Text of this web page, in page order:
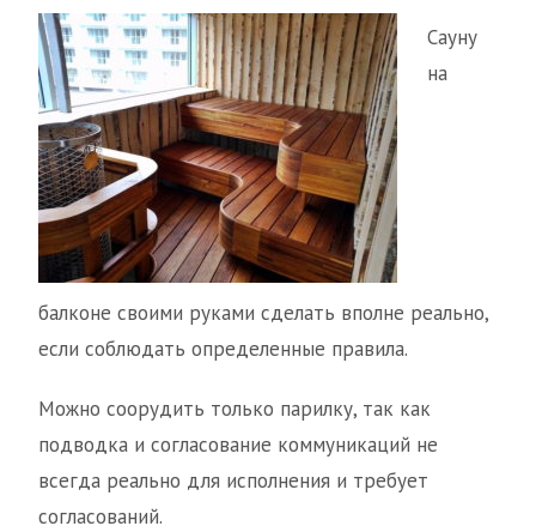
Сауну
на
балконе своими руками сделать вполне реально,
если соблюдать определенные правила.
Можно соорудить только парилку, так как
подводка и согласование коммуникаций не
всегда реально для исполнения и требует
согласований.